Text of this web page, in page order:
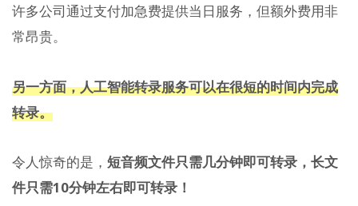
许多公司通过支付加急费提供当日服务，但额外费用非
常昂贵。
另一方面，人工智能转录服务可以在很短的时间内完成
转录。
令人惊奇的是， 短音频文件只需几分钟即可转录，长文
件只需10分钟左右即可转录！